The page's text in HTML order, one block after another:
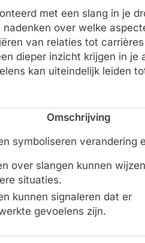
met een slang in je
over welke
van relaties tot
dieper inzicht krijgen in
kan uiteindelijk leiden
Omschrijving
symboliseren verandering
over slangen kunnen
situaties.
kunnen signaleren dat er
gevoelens zijn.